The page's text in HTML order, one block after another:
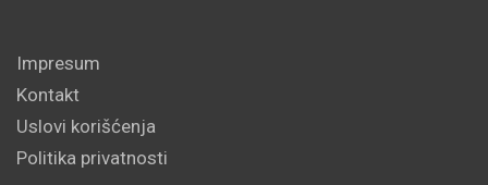
Impresum
Kontakt
Uslovi korišćenja
Politika privatnosti